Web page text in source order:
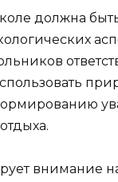
должна
внимание